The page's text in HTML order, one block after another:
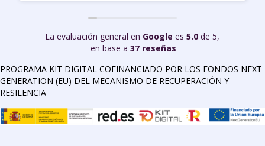
La evaluación general en Google es 5.0de 5,
en base a 37 reseñas
PROGRAMA KIT DIGITAL COFINANCIADO POR LOS FONDOS NEXT
GENERATION (EU) DEL MECANISMO DE RECUPERACIÓN Y
RESILENCIA